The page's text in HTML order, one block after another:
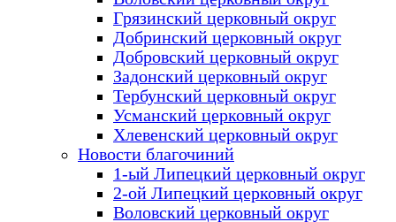
Грязинский церковный округ
Добринский церковный округ
Добровский церковный округ
Задонский церковный округ
Тербунский церковный округ
Усманский церковный округ
Хлевенский церковный округ
Новости благочиний
1-ый Липецкий церковный округ
2-ой Липецкий церковный округ
Воловский церковный округ